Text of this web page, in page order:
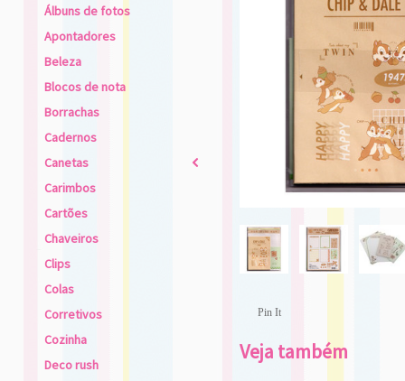
Álbuns de fotos
Apontadores
Beleza
Blocos de nota
Borrachas
Cadernos
Canetas
2
Carimbos
Cartões
Chaveiros
Clips
Colas
Corretivos
Cozinha
Deco rush
Pin It
Veja também